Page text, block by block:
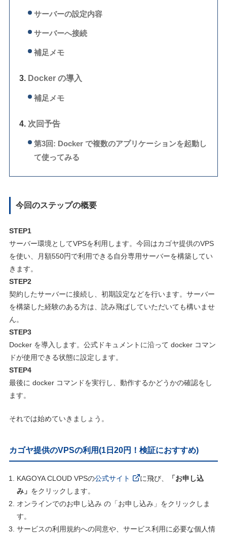
サーバーの設定内容
サーバーへ接続
補足メモ
Docker の導入
補足メモ
次回予告
第3回: Docker で複数のアプリケーションを起動し
て使ってみる
今回のステップの概要
STEP1
サーバー環境としてVPSを利用します。今回はカゴヤ提供のVPS
を使い、月額550円で利用できる自分専用サーバーを構築してい
きます。
STEP2
契約したサーバーに接続し、初期設定などを行います。サーバー
を構築した経験のある方は、読み飛ばしていただいても構いませ
ん。
STEP3
Docker を導入します。公式ドキュメントに沿って docker コマン
ドが使用できる状態に設定します。
STEP4
最後に docker コマンドを実行し、動作するかどうかの確認をし
ます。
それでは始めていきましょう。
カゴヤ提供のVPSの利用(1日20円！検証におすすめ)
KAGOYA CLOUD VPSの公式サイト に飛び、
「お申し込
み」 をクリックします。
オンラインでのお申し込み の「お申し込み」をクリックしま
す。
サービスの利用規約への同意や、サービス利用に必要な個人情